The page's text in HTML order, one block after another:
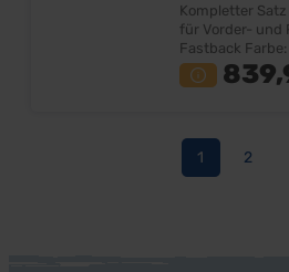
Kompletter
für Vorder- und
Fastback Farbe: Zinnoberrot (Vermillion)
Material: Vinyl Sehr gute Qualität Farbe
und Design
ohne Sitzkerne Preis: Pro Satz
Seite
1
Seite
2